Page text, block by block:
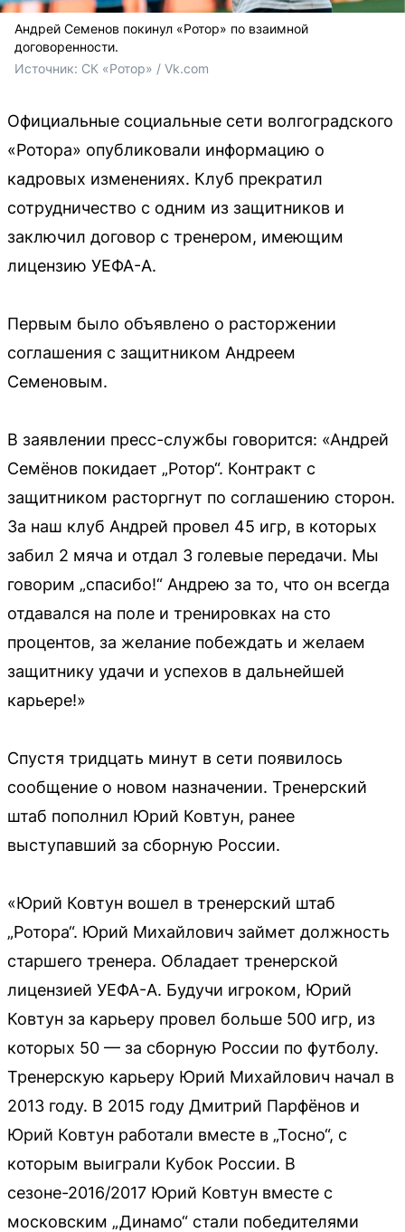
Андрей Семенов покинул «Ротор» по взаимной
договоренности.
Источник: СК «Ротор» / Vk.com
Официальные социальные сети волгоградского
«Ротора» опубликовали информацию о
кадровых изменениях. Клуб прекратил
сотрудничество с одним из защитников и
заключил договор с тренером, имеющим
лицензию УЕФА-А.
Первым было объявлено о расторжении
соглашения с защитником Андреем
Семеновым.
В заявлении пресс-службы говорится: «Андрей
Семёнов покидает „Ротор“. Контракт с
защитником расторгнут по соглашению сторон.
За наш клуб Андрей провел 45 игр, в которых
забил 2 мяча и отдал 3 голевые передачи. Мы
говорим „спасибо!“ Андрею за то, что он всегда
отдавался на поле и тренировках на сто
процентов, за желание побеждать и желаем
защитнику удачи и успехов в дальнейшей
карьере!»
Спустя тридцать минут в сети появилось
сообщение о новом назначении. Тренерский
штаб пополнил Юрий Ковтун, ранее
выступавший за сборную России.
«Юрий Ковтун вошел в тренерский штаб
„Ротора“. Юрий Михайлович займет должность
старшего тренера. Обладает тренерской
лицензией УЕФА-А. Будучи игроком, Юрий
Ковтун за карьеру провел больше 500 игр, из
которых 50 — за сборную России по футболу.
Тренерскую карьеру Юрий Михайлович начал в
2013 году. В 2015 году Дмитрий Парфёнов и
Юрий Ковтун работали вместе в „Тосно“, с
которым выиграли Кубок России. В
сезоне-2016/2017 Юрий Ковтун вместе с
московским „Динамо“ стали победителями